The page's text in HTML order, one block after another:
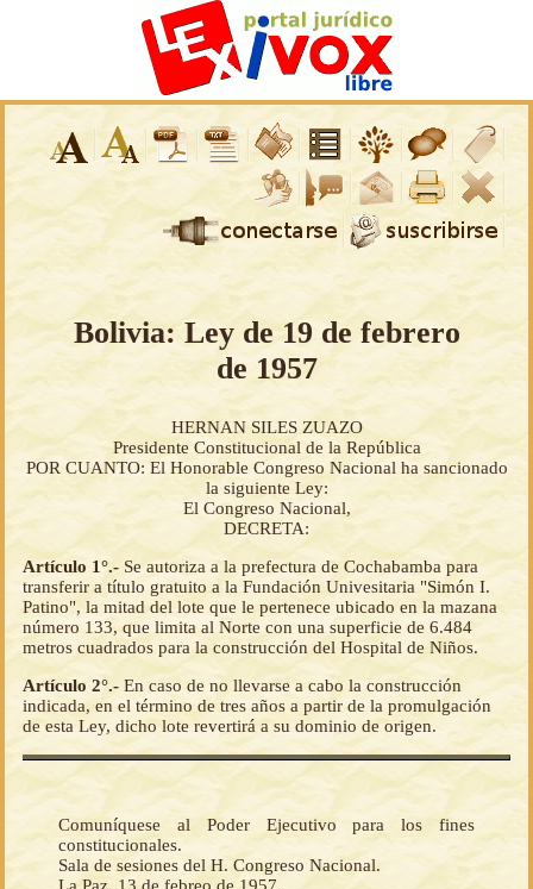
Bolivia: Ley de 19 de febrero
de 1957
HERNAN SILES ZUAZO
Presidente Constitucional de la República
POR CUANTO: El Honorable Congreso Nacional ha sancionado
la siguiente Ley:
El Congreso Nacional,
DECRETA:
Artículo 1°.- Se autoriza a la prefectura de Cochabamba para
transferir a título gratuito a la Fundación Univesitaria "Simón I.
Patino", la mitad del lote que le pertenece ubicado en la mazana
número 133, que limita al Norte con una superficie de 6.484
metros cuadrados para la construcción del Hospital de Niños.
Artículo 2°.- En caso de no llevarse a cabo la construcción
indicada, en el término de tres años a partir de la promulgación
de esta Ley, dicho lote revertirá a su dominio de origen.
Comuníquese al Poder Ejecutivo para los fines
constitucionales.
Sala de sesiones del H. Congreso Nacional.
La Paz, 13 de febreo de 1957.